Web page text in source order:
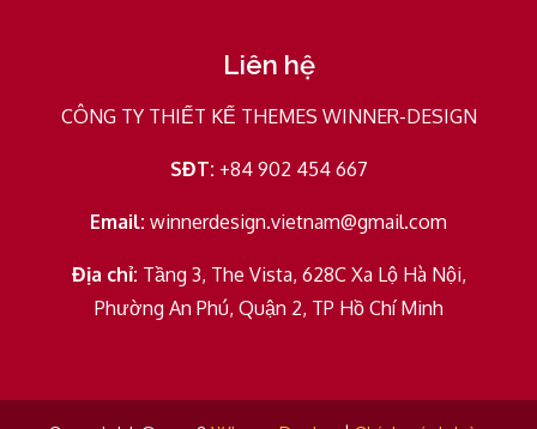
Liên hệ
CÔNG TY THIẾT KẾ THEMES WINNER-DESIGN
SĐT: +84 902 454 667
Email: winnerdesign.vietnam@gmail.com
Địa chỉ: Tầng 3, The Vista, 628C Xa Lộ Hà Nội,
Phường An Phú, Quận 2, TP Hồ Chí Minh